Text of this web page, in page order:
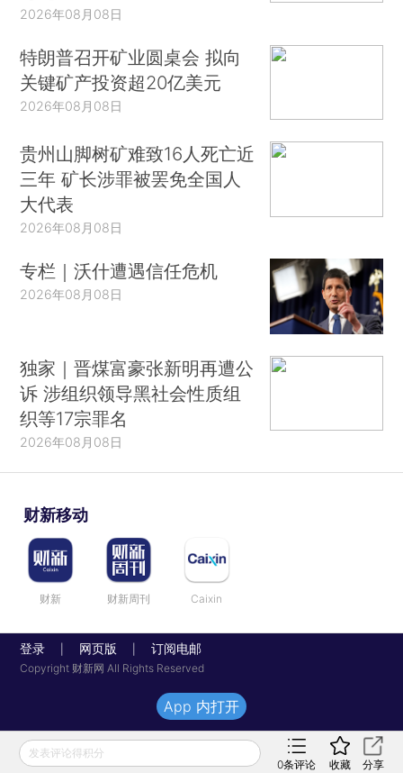
2026年08月08日
特朗普召开矿业圆桌会 拟向
关键矿产投资超20亿美元
2026年08月08日
贵州山脚树矿难致16人死亡近
三年 矿长涉罪被罢免全国人
大代表
2026年08月08日
专栏｜沃什遭遇信任危机
2026年08月08日
独家｜晋煤富豪张新明再遭公
诉 涉组织领导黑社会性质组
织等17宗罪名
2026年08月08日
财新移动
财新 财新周刊 Caixin
登录 网页版 订阅电邮
Copyright 财新网 All Rights Reserved
发表评论得积分
0条评论 收藏 分享
App 内打开